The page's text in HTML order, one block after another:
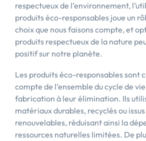
respectueux de l’environnement,
produits éco-responsables joue un
choix que nous faisons compte, et
produits respectueux de la nature
positif sur notre planète.
Les produits éco-responsables sont
compte de l’ensemble du cycle de
fabrication à leur élimination. Ils
matériaux durables, recyclés ou
renouvelables, réduisant ainsi la
ressources naturelles limitées. De